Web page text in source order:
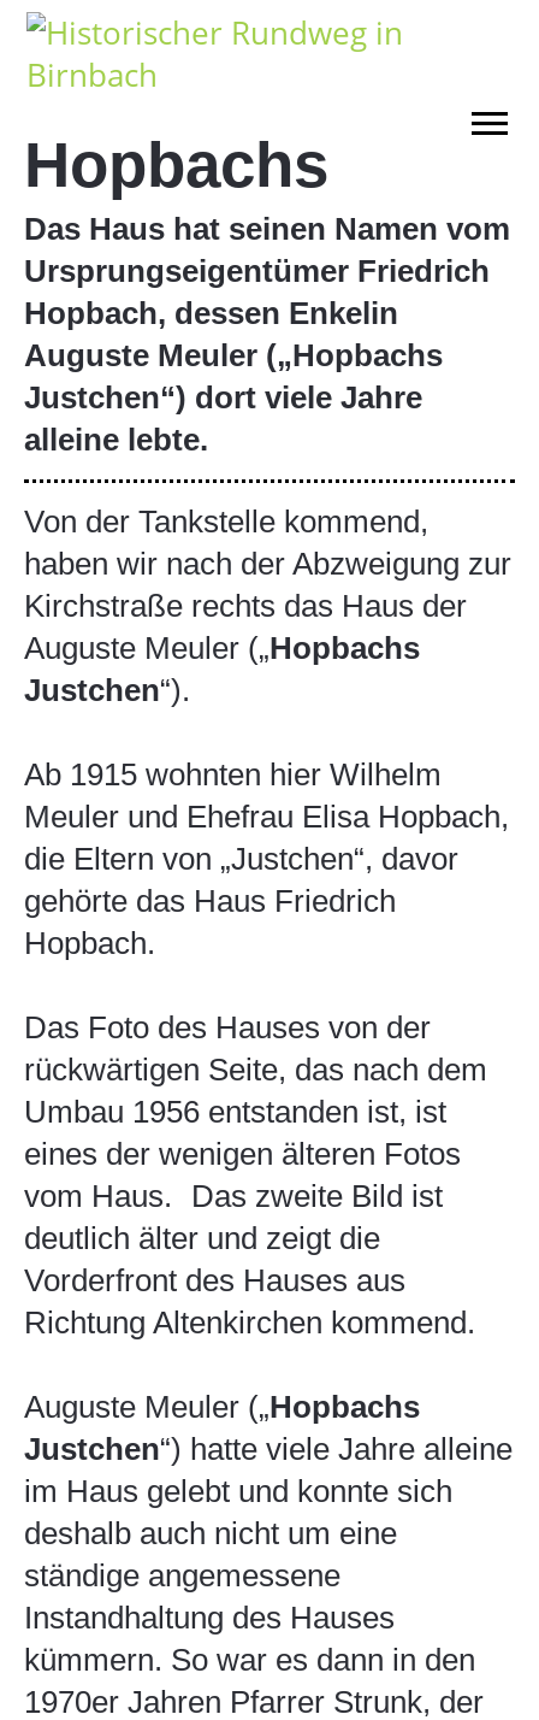
Hopbachs
Das Haus hat seinen Namen vom
Ursprungseigentümer Friedrich
Hopbach, dessen Enkelin
Auguste Meuler („Hopbachs
Justchen“) dort viele Jahre
alleine lebte.
Von der Tankstelle kommend,
haben wir nach der Abzweigung zur
Kirchstraße rechts das Haus der
Auguste Meuler („Hopbachs
Justchen“).
Ab 1915 wohnten hier Wilhelm
Meuler und Ehefrau Elisa Hopbach,
die Eltern von „Justchen“, davor
gehörte das Haus Friedrich
Hopbach.
Das Foto des Hauses von der
rückwärtigen Seite, das nach dem
Umbau 1956 entstanden ist, ist
eines der wenigen älteren Fotos
vom Haus. Das zweite Bild ist
deutlich älter und zeigt die
Vorderfront des Hauses aus
Richtung Altenkirchen kommend.
Auguste Meuler („Hopbachs
Justchen“) hatte viele Jahre alleine
im Haus gelebt und konnte sich
deshalb auch nicht um eine
ständige angemessene
Instandhaltung des Hauses
kümmern. So war es dann in den
1970er Jahren Pfarrer Strunk, der